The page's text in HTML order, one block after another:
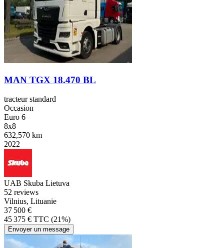
MAN TGX 18.470 BL
tracteur standard
Occasion
Euro 6
8x8
632,570 km
2022
UAB Skuba Lietuva
52 reviews
Vilnius, Lituanie
37 500 €
45 375 € TTC (21%)
Envoyer un message